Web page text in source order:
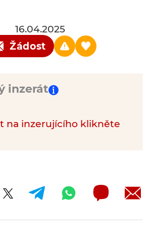
16.04.2025
Žádost
inzerát
na inzerujícího klikněte